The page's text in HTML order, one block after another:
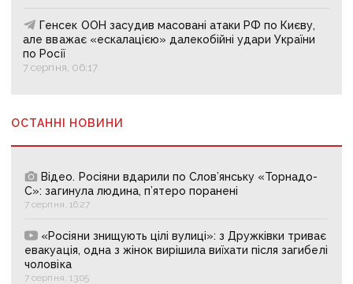
Генсек ООН засудив масовані атаки РФ по Києву,
але вважає «ескалацією» далекобійні удари України
по Росії
7 серпня, 06:17
ОСТАННІ НОВИНИ
Відео. Росіяни вдарили по Слов’янську «Торнадо-
С»: загинула людина, п’ятеро поранені
7 серпня, 16:27
«Росіяни знищують цілі вулиці»: з Дружківки триває
евакуація, одна з жінок вирішила виїхати після загибелі
чоловіка
7 серпня, 13:05